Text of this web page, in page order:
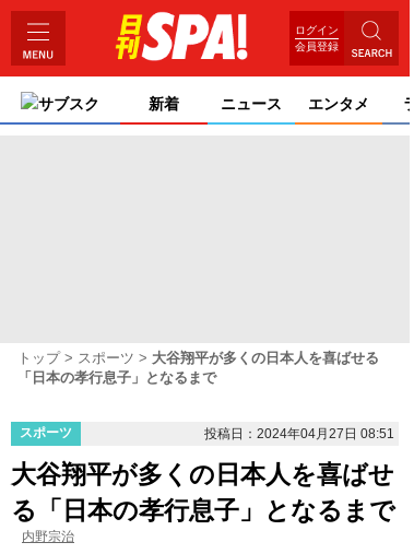
ログイン
会員登録
サブスク 新着 ニュース エンタメ
トップ スポーツ
大谷翔平が多くの日本人を喜ばせる
「日本の孝行息子」となるまで
スポーツ 投稿日：2024年04月27日 08:51
大谷翔平が多くの日本人を喜ばせ
る「日本の孝行息子」となるまで
内野宗治